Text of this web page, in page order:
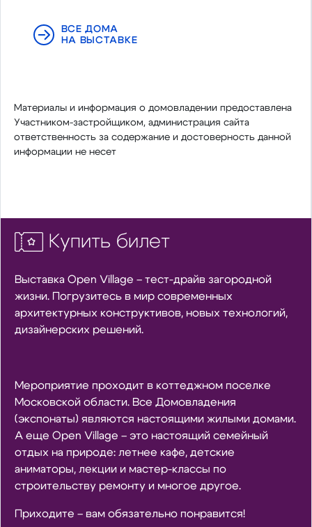
ВСЕ ДОМА
НА ВЫСТАВКЕ
Материалы и информация о домовладении предоставлена
Участником-застройщиком, администрация сайта
ответственность за содержание и достоверность данной
информации не несет
Купить билет
Выставка Open Village – тест-драйв загородной
жизни. Погрузитесь в мир современных
архитектурных конструктивов, новых технологий,
дизайнерских решений.
Мероприятие проходит в коттеджном поселке
Московской области. Все Домовладения
(экспонаты) являются настоящими жилыми домами.
А еще Open Village – это настоящий семейный
отдых на природе: летнее кафе, детские
аниматоры, лекции и мастер-классы по
строительству ремонту и многое другое.
Приходите – вам обязательно понравится!